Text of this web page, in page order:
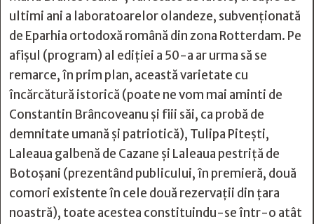
ultimi ani a laboratoarelor olandeze, subvenționată
de Eparhia ortodoxă română din zona Rotterdam. Pe
afișul (program) al ediției a 50-a ar urma să se
remarce, în prim plan, această varietate cu
încărcătură istorică (poate ne vom mai aminti de
Constantin Brâncoveanu și fiii săi, ca probă de
demnitate umană și patriotică), Tulipa Pitești,
Laleaua galbenă de Cazane și Laleaua pestriță de
Botoșani (prezentând publicului, în premieră, două
comori existente în cele două rezervații din țara
noastră), toate acestea constituindu-se într-o atât